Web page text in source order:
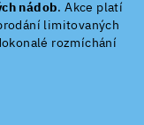
nádob. Akce platí
limitovaných
rozmíchání